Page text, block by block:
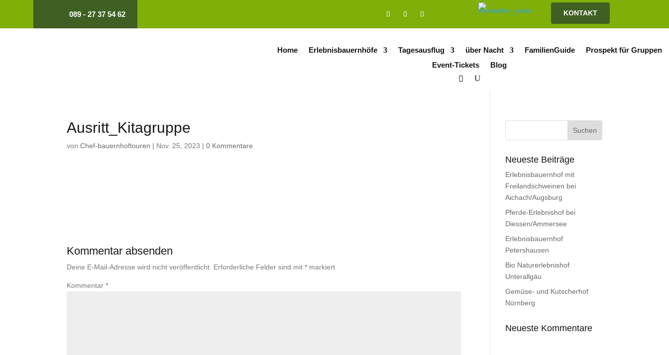
089 - 27 37 54 62 KONTAKT
Home Erlebnisbauernhöfe Tagesausflug über Nacht FamilienGuide
Prospekt für Gruppen
Event-Tickets
Blog
Ausritt_Kitagruppe
vonChef-bauernhoftouren | Nov. 25, 2023 |0 Kommentare
Kommentar absenden
Deine E-Mail-Adresse wird nicht veröffentlicht. Erforderliche Felder sind mit* markiert
Kommentar*
Neueste Beiträge
Erlebnisbauernhof mit
Freilandschweinen bei
Aichach/Augsburg
Pferde-Erlebnishof bei
Diessen/Ammersee
Erlebnisbauernhof
Petershausen
Bio Naturerlebnishof
Unterallgäu
Gemüse- und Kutscherhof
Nürnberg
Neueste Kommentare